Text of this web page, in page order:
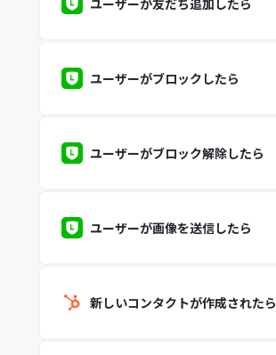
ユーザーが友だち追加したら
ユーザーがブロックしたら
ユーザーがブロック解除したら
ユーザーが画像を送信したら
新しいコンタクトが作成されたら